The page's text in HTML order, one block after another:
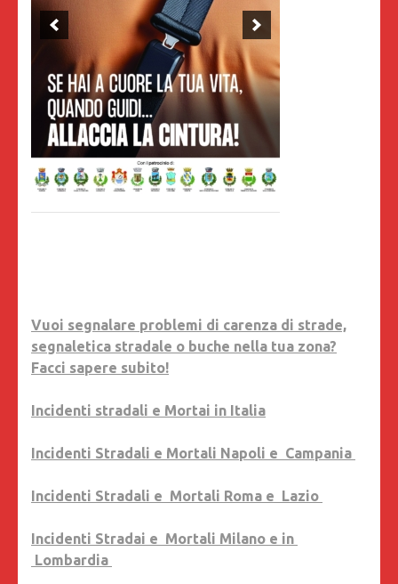
Vuoi segnalare problemi di carenza di strade,
segnaletica stradale o buche nella tua zona?
Facci sapere subito!
Incidenti stradali e Mortai in Italia
Incidenti Stradali e Mortali Napoli e Campania
Incidenti Stradali e Mortali Roma e Lazio
Incidenti Stradai e Mortali Milano e in
Lombardia